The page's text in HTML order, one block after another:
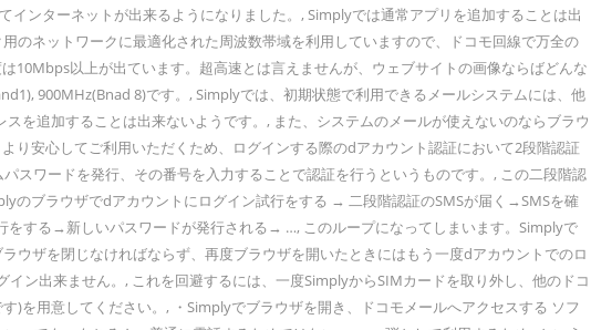
ンターネットが出来るようになりました。, Simplyでは通常アプリを追加することは出
のネットワークに最適化された周波数帯域を利用していますので、ドコモ回線で万全の
10Mbps以上が出ています。超高速とは言えませんが、ウェブサイトの画像ならばどんな
900MHz(Bnad 8)です。, Simplyでは、初期状態で利用できるメールシステムには、他
を追加することは出来ないようです。, また、システムのメールが使えないのならブラウ
安心してご利用いただくため、ログインする際のdアカウント認証において2段階認証
スワードを発行、その番号を入力することで認証を行うというものです。, この二段階認
のブラウザでdアカウントにログイン試行をする → 二段階認証のSMSが届く→SMSを確
する→新しいパスワードが発行される→ …, このループになってしまいます。Simplyで
ウザを閉じなければならず、再度ブラウザを開いたときにはもう一度dアカウントでのロ
ン出来ません。, これを回避するには、一度SimplyからSIMカードを取り外し、他のドコ
)を用意してください。, ・Simplyでブラウザを開き、ドコモメールへアクセスする ソフ